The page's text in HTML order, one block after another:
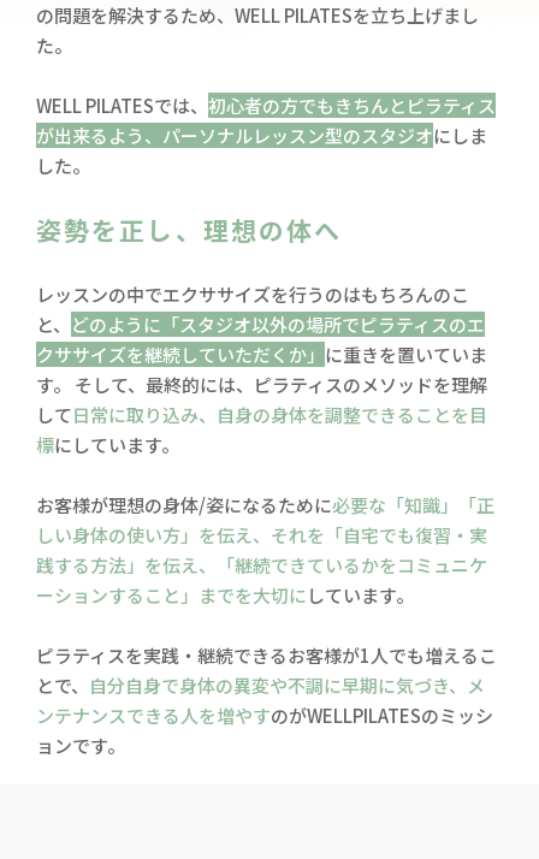
の問題を解決するため、WELL PILATESを立ち上げまし
た。
WELL PILATESでは、初心者の方でもきちんとピラティス
が出来るよう、パーソナルレッスン型のスタジオにしま
した。
姿勢を正し、理想の体へ
レッスンの中でエクササイズを行うのはもちろんのこ
と、 どのように「スタジオ以外の場所でピラティスのエ
クササイズを継続していただくか」 に重きを置いていま
す。 そして、最終的には、ピラティスのメソッドを理解
して日常に取り込み、自身の身体を調整できることを目
標にしています。
お客様が理想の身体/姿になるために必要な「知識」「正
しい身体の使い方」を伝え、それを「自宅でも復習・実
践する方法」を伝え、「継続できているかをコミュニケ
ーションすること」までを大切にしています。
ピラティスを実践・継続できるお客様が1人でも増えるこ
とで、 自分自身で身体の異変や不調に早期に気づき、メ
ンテナンスできる人を増やすのがWELLPILATESのミッシ
ョンです。